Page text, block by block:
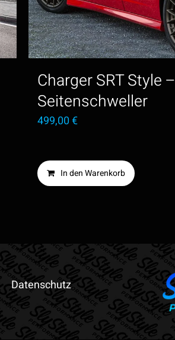
Charger SRT Style –
Seitenschweller
499,00€
In den Warenkorb
Datenschutz